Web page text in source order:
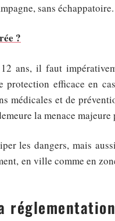
sans échappatoire.
?
ans, il faut
efficace en
médicales et de
la menace
les dangers, mais
en ville comme en